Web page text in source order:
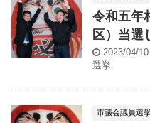
令和五年
区）当選
2023/04/10
選挙
市議会議員選